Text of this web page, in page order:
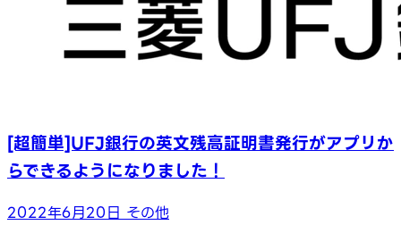
[超簡単]UFJ銀行の英文残高証明書発行がアプリか
らできるようになりました！
2022年6月20日 その他